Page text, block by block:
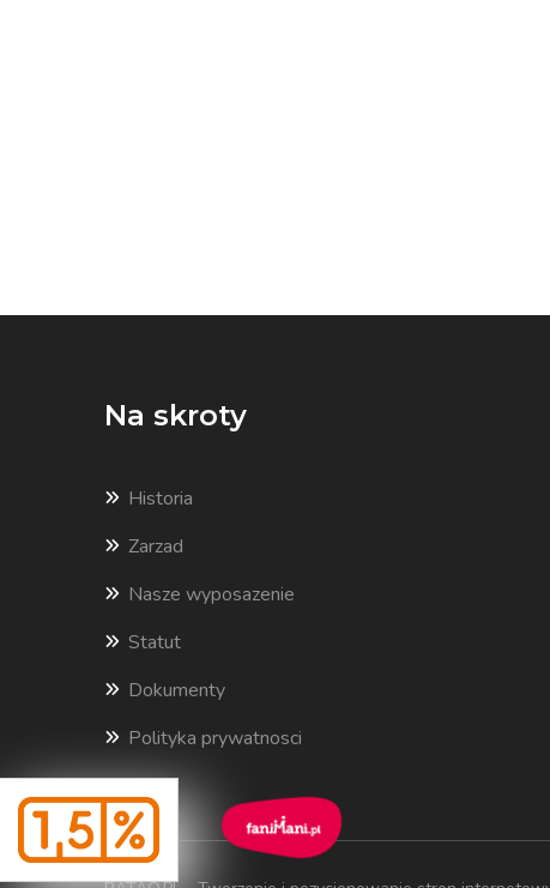
Na skroty
Historia
Zarzad
Nasze wyposazenie
Statut
Dokumenty
Polityka prywatnosci